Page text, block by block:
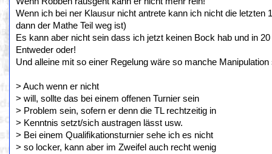
Wenn ich bei ner Klausur nicht antrete kann ich nicht die
dann der Mathe Teil weg ist)
Es kann aber nicht sein dass ich jetzt keinen Bock hab und in
Entweder oder!
Und alleine mit so einer Regelung wäre so manche
> Auch wenn er nicht
> will, sollte das bei einem offenen Turnier sein
> Problem sein, sofern er denn die TL rechtzeitig in
> Kenntnis setzt/sich austragen lässt usw.
> Bei einem Qualifikationsturnier sehe ich es nicht
> so locker, kann aber im Zweifel auch recht wenig